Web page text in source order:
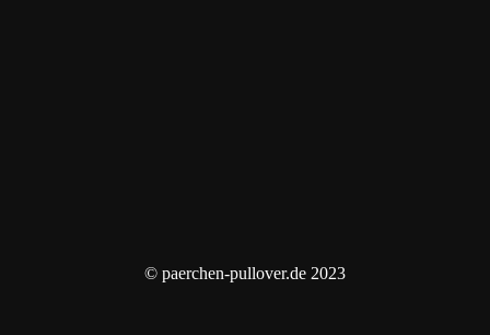
© paerchen-pullover.de 2023